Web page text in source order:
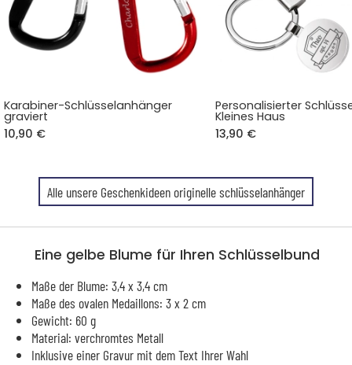
Karabiner-Schlüsselanhänger
graviert
10,90 €
Personalisierter
Kleines Haus
13,90 €
Alle unsere Geschenkideen originelle schlüsselanhänger
Eine gelbe Blume für Ihren Schlüsselbund
Maße der Blume: 3,4 x 3,4 cm
Maße des ovalen Medaillons: 3 x 2 cm
Gewicht: 60 g
Material: verchromtes Metall
Inklusive einer Gravur mit dem Text Ihrer Wahl